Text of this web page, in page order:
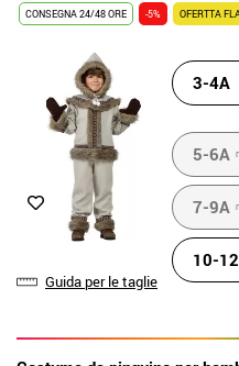
CONSEGNA 24/48 ORE -5% OFERTTA
Guida per le taglie
3-4A
5-6A
7-9A
10-